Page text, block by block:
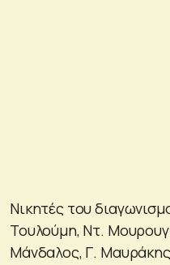
Νικητές του
Τουλούμη, Ντ.
Μάνδαλος, Γ.